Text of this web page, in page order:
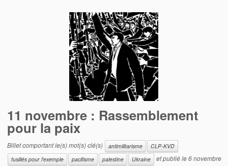
11 novembre : Rassemblement
pour la paix
Billet comportant le(s) mot(s) clé(s) antimilitarisme
CLP-KVD
fusillés pour l'exemple
pacifisme palestine Ukraine et publié le6 novembre